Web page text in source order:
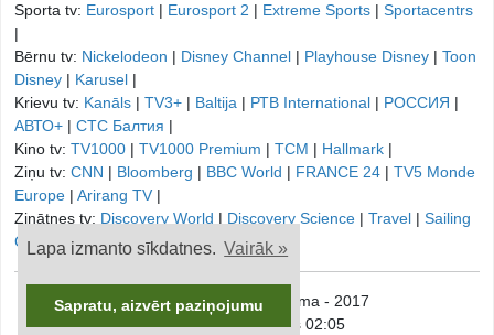
Lapa izmanto sīkdatnes. Vairāk »
Sapratu, aizvērt paziņojumu
Sporta tv: Eurosport | Eurosport 2 | Extreme Sports | Sportacentrs
|
Bērnu tv: Nickelodeon | Disney Channel | Playhouse Disney | Toon
Disney | Karusel |
Krievu tv: Kanāls | TV3+ | Baltija | РТB International | РОССИЯ |
АВТО+ | СТС Балтия |
Kino tv: TV1000 | TV1000 Premium | TCM | Hallmark |
Ziņu tv: CNN | Bloomberg | BBC World | FRANCE 24 | TV5 Monde
Europe | Arirang TV |
Zinātnes tv: Discovery World | Discovery Science | Travel | Sailing
Channel|
© onTV.LV - TV Programma - 2017
Sestdiena, 8. augusts 02:05